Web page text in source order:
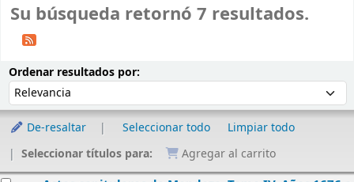
Su búsqueda retornó 7 resultados.
Ordenar resultados por:
De-resaltar Seleccionar todo
Limpiar todo
Seleccionar títulos para:
Agregar al carrito